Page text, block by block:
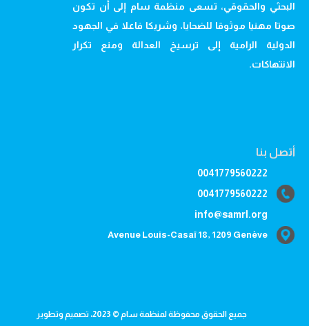
البحثي والحقوقي، تسعى منظمة سام إلى أن تكون
صوتا مهنيا موثوقا للضحايا، وشريكا فاعلا في الجهود
الدولية الرامية إلى ترسيخ العدالة ومنع تكرار
الانتهاكات.
أتصل بنا
0041779560222
0041779560222
info@samrl.org
Avenue Louis-Casaï 18, 1209 Genève
جميع الحقوق محفوظة لمنظمة سام © 2023، تصميم وتطوير